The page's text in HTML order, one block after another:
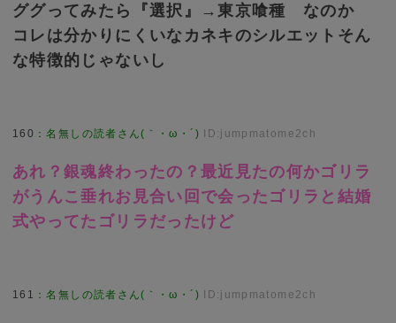
ググってみたら『選択』→東京喰種 なのか
コレは分かりにくいなカネキのシルエットそん
な特徴的じゃないし
160 ：名無しの読者さん(｀・ω・´) ID:jumpmatome2ch
あれ？銀魂終わったの？最近見たの何かゴリラ
がうんこ垂れお見合い回で会ったゴリラと結婚
式やってたゴリラだったけど
161 ：名無しの読者さん(｀・ω・´) ID:jumpmatome2ch